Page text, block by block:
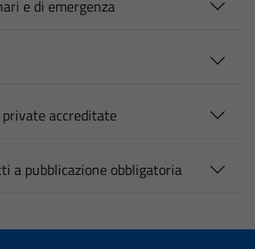
e di emergenza
accreditate
a pubblicazione obbligatoria